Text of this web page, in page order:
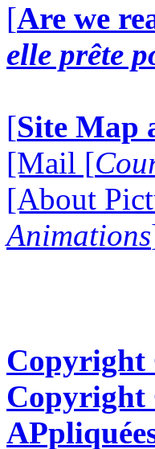
[Are we
elle prête
[Site Map
[Mail [
[About
Animations
Copyright
Copyright